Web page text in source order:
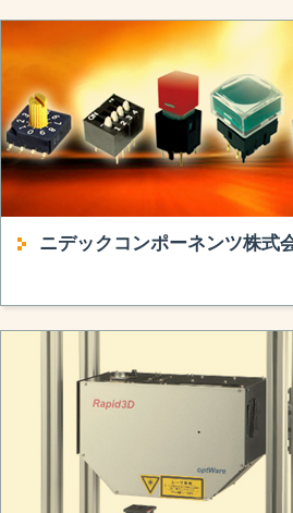
ニデックコンポーネンツ株式